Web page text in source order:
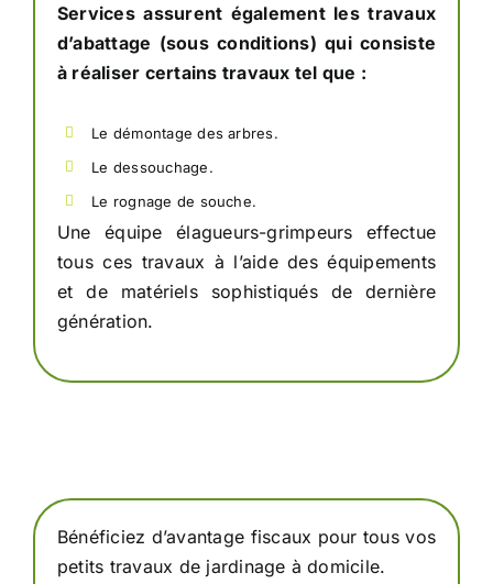
Services assurent également les travaux
d’abattage (sous conditions) qui consiste
à réaliser certains travaux tel que :
Le démontage des arbres.
Le dessouchage.
Le rognage de souche.
Une équipe élagueurs-grimpeurs effectue
tous ces travaux à l’aide des équipements
et de matériels sophistiqués de dernière
génération.
Bénéficiez d’avantage fiscaux pour tous vos
petits travaux de jardinage à domicile.